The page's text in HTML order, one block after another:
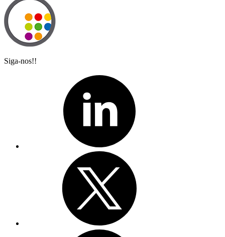
Siga-nos!!